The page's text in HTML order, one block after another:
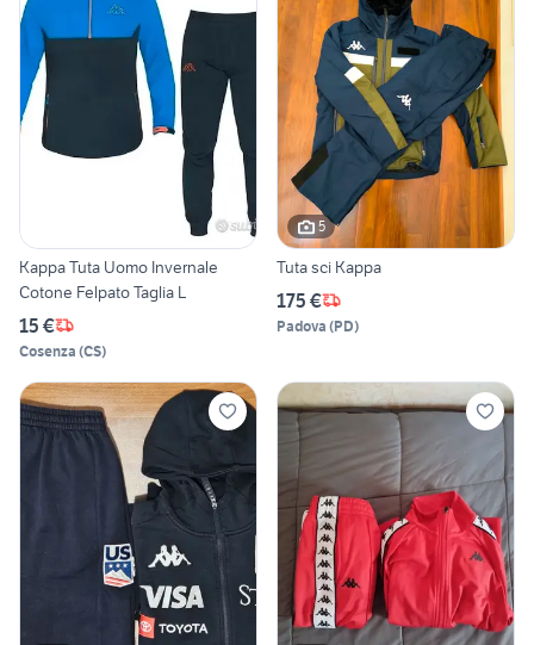
Kappa Tuta Uomo Invernale
Cotone Felpato Taglia L
15 €
Cosenza (CS)
5
Tuta sci Kappa
175 €
Padova (PD)